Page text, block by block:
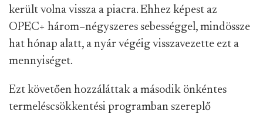
került volna vissza a piacra. Ehhez képest az
OPEC+ három–négyszeres sebességgel, mindössze
hat hónap alatt, a nyár végéig visszavezette ezt a
mennyiséget.
Ezt követően hozzáláttak a második önkéntes
termeléscsökkentési programban szereplő